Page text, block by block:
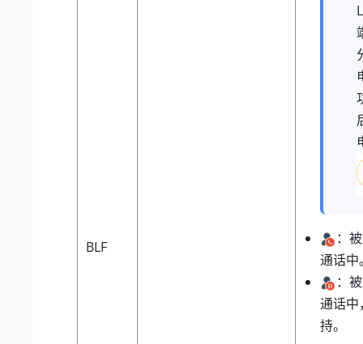
BLF
：
通话中
：
通话中
持。